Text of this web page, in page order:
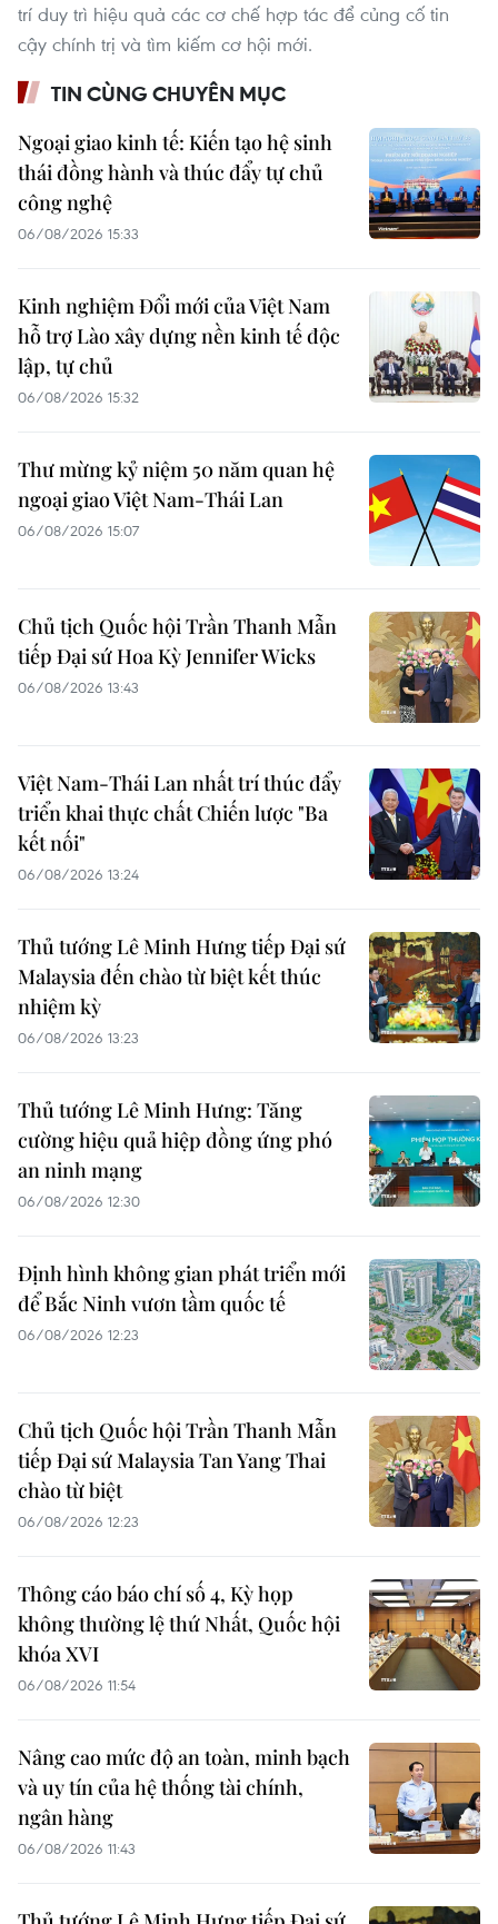
trí duy trì hiệu quả các cơ chế hợp tác để củng cố tin
cậy chính trị và tìm kiếm cơ hội mới.
TIN CÙNG CHUYÊN MỤC
Ngoại giao kinh tế: Kiến tạo hệ sinh
thái đồng hành và thúc đẩy tự chủ
công nghệ
06/08/2026 15:33
Kinh nghiệm Đổi mới của Việt Nam
hỗ trợ Lào xây dựng nền kinh tế độc
lập, tự chủ
06/08/2026 15:32
Thư mừng kỷ niệm 50 năm quan hệ
ngoại giao Việt Nam-Thái Lan
06/08/2026 15:07
Chủ tịch Quốc hội Trần Thanh Mẫn
tiếp Đại sứ Hoa Kỳ Jennifer Wicks
06/08/2026 13:43
Việt Nam-Thái Lan nhất trí thúc đẩy
triển khai thực chất Chiến lược "Ba
kết nối"
06/08/2026 13:24
Thủ tướng Lê Minh Hưng tiếp Đại sứ
Malaysia đến chào từ biệt kết thúc
nhiệm kỳ
06/08/2026 13:23
Thủ tướng Lê Minh Hưng: Tăng
cường hiệu quả hiệp đồng ứng phó
an ninh mạng
06/08/2026 12:30
Định hình không gian phát triển mới
để Bắc Ninh vươn tầm quốc tế
06/08/2026 12:23
Chủ tịch Quốc hội Trần Thanh Mẫn
tiếp Đại sứ Malaysia Tan Yang Thai
chào từ biệt
06/08/2026 12:23
Thông cáo báo chí số 4, Kỳ họp
không thường lệ thứ Nhất, Quốc hội
khóa XVI
06/08/2026 11:54
Nâng cao mức độ an toàn, minh bạch
và uy tín của hệ thống tài chính,
ngân hàng
06/08/2026 11:43